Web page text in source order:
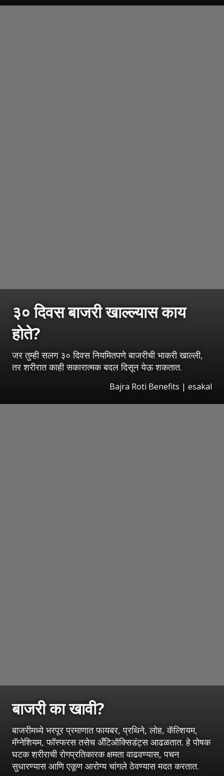
३० दिवस बाजरी खाल्ल्यास काय
होते?
जर तुम्ही सलग ३० दिवस नियमितपणे बाजरीची भाकरी खाल्ली,
तर शरीरात काही सकारात्मक बदल दिसून येऊ शकतात.
Bajra Roti Benefits | esakal
बाजरी का खावी?
बाजरीमध्ये भरपूर प्रमाणात फायबर, प्रथिने, लोह, कॅल्शियम,
मॅग्नेशियम, फॉस्फरस तसेच अँटिऑक्सिडंट्स आढळतात. हे पोषक
घटक शरीराची रोगप्रतिकारक क्षमता वाढवण्यास, पचन
सुधारण्यास आणि एकूण आरोग्य चांगले ठेवण्यास मदत करतात.